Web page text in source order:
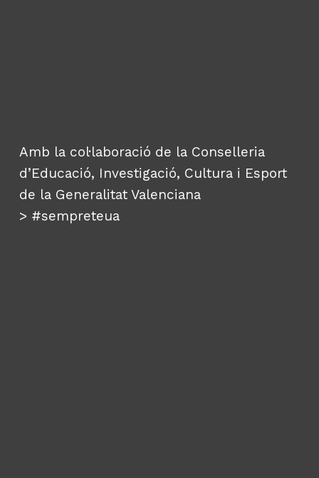
Amb la col·laboració de la Conselleria
d’Educació, Investigació, Cultura i Esport
de la Generalitat Valenciana
> #sempreteua